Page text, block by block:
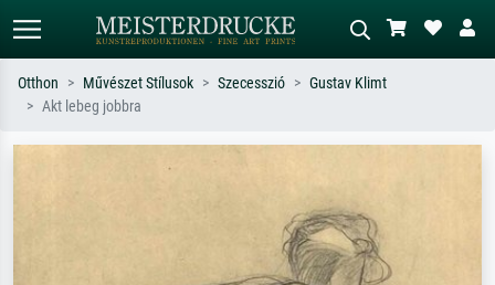
piros absztrakt, sötét olajkép, álló akt
egy fa mellett.
Otthon Művészet Stílusok Szecesszió
Gustav Klimt
Akt lebeg jobbra